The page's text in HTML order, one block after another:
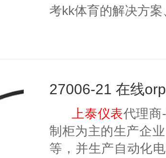
考kk体育的解决方案
上泰仪表代理商
制柜为主的生产企
等，并生产自动化